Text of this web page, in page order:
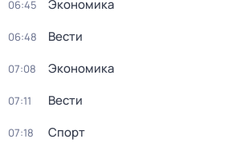
06:45 Экономика
06:48 Вести
07:08 Экономика
07:11 Вести
07:18 Спорт